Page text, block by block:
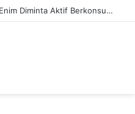
Tak Perlu Ragu, ASN Muara Enim Diminta Aktif Berkonsultasi dengan Jaksa Pengacara Negara